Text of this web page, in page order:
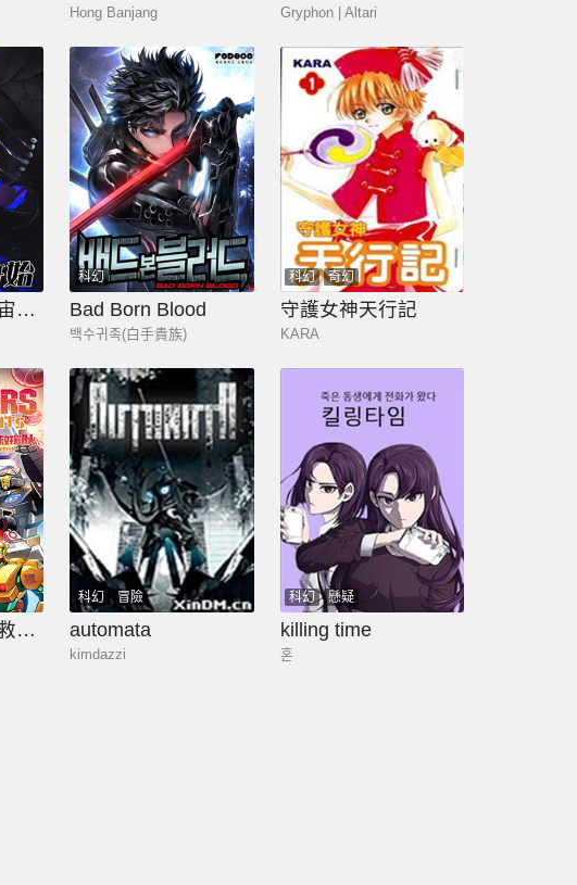
Hong Banjang Gryphon | Altari
從不斷進化的宇宙怪物開始
科幻
Bad Born Blood
백수귀족(白手貴族)
科幻 奇幻
守護女神天行記
KARA
變形金剛：回收救援隊一技中計
科幻 冒險
automata
kimdazzi
科幻 懸疑
killing time
혼